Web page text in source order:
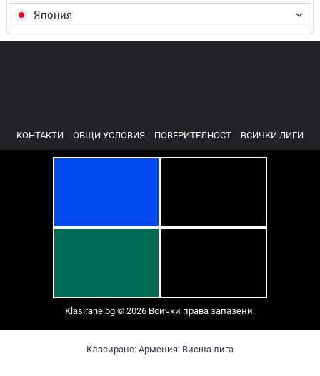
Япония
КОНТАКТИ ОБЩИ УСЛОВИЯ ПОВЕРИТЕЛНОСТ ВСИЧКИ ЛИГИ
Klasirane.bg © 2026 Всички права запазени.
Класиране: Армения: Висша лига